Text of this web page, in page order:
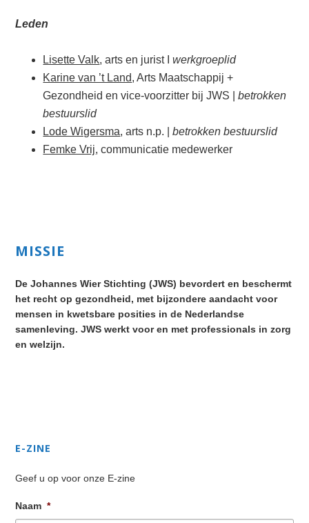
Leden
Lisette Valk, arts en jurist Iwerkgroeplid
Karine van ’t Land, Arts Maatschappij +
Gezondheid en vice-voorzitter bij JWS |betrokken
bestuurslid
Lode Wigersma, arts n.p. |betrokken bestuurslid
Femke Vrij, communicatie medewerker
Primary
MISSIE
De Johannes Wier Stichting (JWS) bevordert en beschermt
het recht op gezondheid, met bijzondere aandacht voor
mensen in kwetsbare posities in de Nederlandse
samenleving. JWS werkt voor en met professionals in zorg
en welzijn.
E-ZINE
Geef u op voor onze E-zine
Naam *